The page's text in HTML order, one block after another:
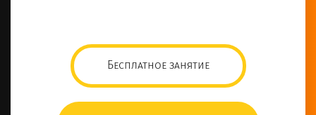
Бесплатное занятие